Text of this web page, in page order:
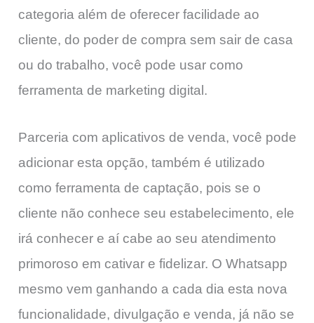
categoria além de oferecer facilidade ao
cliente, do poder de compra sem sair de casa
ou do trabalho, você pode usar como
ferramenta de marketing digital.
Parceria com aplicativos de venda, você pode
adicionar esta opção, também é utilizado
como ferramenta de captação, pois se o
cliente não conhece seu estabelecimento, ele
irá conhecer e aí cabe ao seu atendimento
primoroso em cativar e fidelizar. O Whatsapp
mesmo vem ganhando a cada dia esta nova
funcionalidade, divulgação e venda, já não se